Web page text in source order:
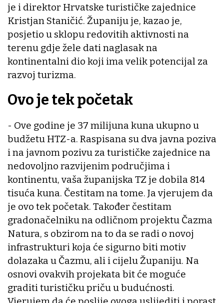
je i direktor Hrvatske turističke zajednice
Kristjan Staničić. Županiju je, kazao je,
posjetio u sklopu redovitih aktivnosti na
terenu gdje žele dati naglasak na
kontinentalni dio koji ima velik potencijal za
razvoj turizma.
Ovo je tek početak
- Ove godine je 37 milijuna kuna ukupno u
budžetu HTZ-a. Raspisana su dva javna poziva
i na javnom pozivu za turističke zajednice na
nedovoljno razvijenim područjima i
kontinentu, vaša županijska TZ je dobila 814
tisuća kuna. Čestitam na tome. Ja vjerujem da
je ovo tek početak. Također čestitam
gradonačelniku na odličnom projektu Čazma
Natura, s obzirom na to da se radi o novoj
infrastrukturi koja će sigurno biti motiv
dolazaka u Čazmu, ali i cijelu Županiju. Na
osnovi ovakvih projekata bit će moguće
graditi turističku priču u budućnosti.